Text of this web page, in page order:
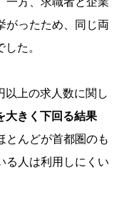
がったため、同じ両
た。
以上の求人数に関し
大きく下回る結果
とんどが首都圏のも
る人は利用しにくい